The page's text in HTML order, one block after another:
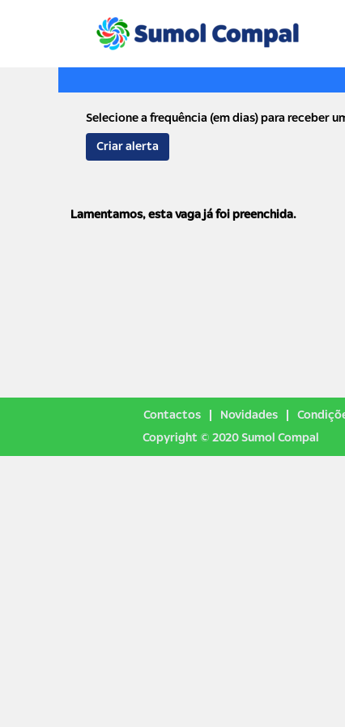
Palavra-Chave
Selecione a frequência (em dias) para receber
Criar alerta
Lamentamos, esta vaga já foi preenchida.
Contactos Novidades
Copyright © 2020 Sumol Compal